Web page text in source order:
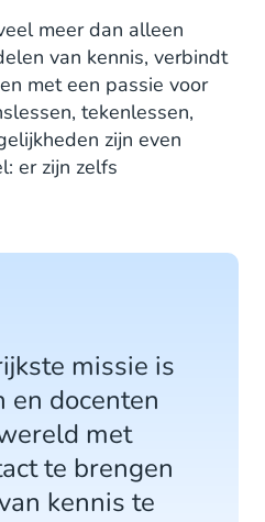
meer dan alleen
van kennis, verbindt
met een passie voor
tekenlessen,
zijn even
er zijn zelfs
missie is
en docenten
met
te brengen
kennis te